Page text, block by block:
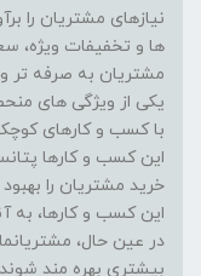
نیازهای مشتریان را
ها و تخفیفات ویژه،
مشتریان به صرفه تر
با کسب و کارهای
این کسب و کارها
خرید مشتریان را
این کسب و کارها، به
در عین حال،
بیشتری بهره مند